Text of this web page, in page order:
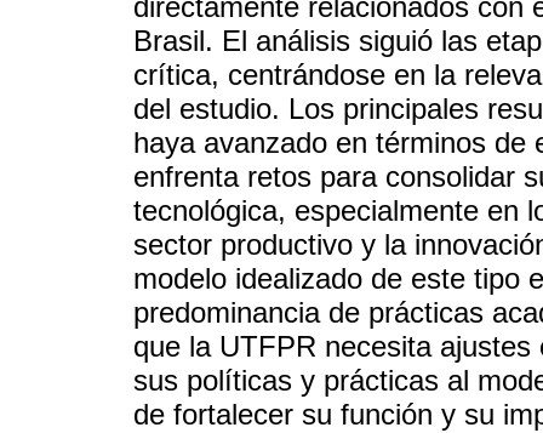
directamente relacionados con
Brasil. El análisis siguió las
crítica, centrándose en la
del estudio. Los principales
haya avanzado en términos de
enfrenta retos para consolidar
tecnológica, especialmente en
sector productivo y la
modelo idealizado de este tipo
predominancia de prácticas
que la UTFPR necesita
sus políticas y prácticas al
de fortalecer su función y su